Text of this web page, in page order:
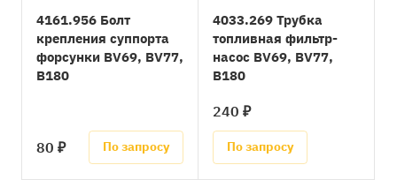
4161.956 Болт
крепления суппорта
форсунки BV69, BV77,
B180
80 ₽ По запросу
4033.269 Трубка
топливная фильтр-
насос BV69, BV77,
B180
240 ₽
По запросу